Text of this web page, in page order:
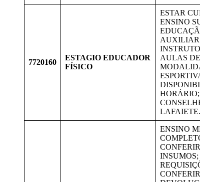
7720160
ESTAGIO EDUCADOR
FÍSICO
ESTAR
ENSINO
EDUCAÇÃO
AUXILIAR OS
INSTRUTORES
AULAS DE
MODALIDADES
ESPORTIVAS;
HORÁRIO;
CONSELHEIRO
LAFAIETE.
ENSINO MÉDIO
COMPLETO.
CONFERIR E
INSUMOS;
REQUISIÇÕES,
CONFERIR AS